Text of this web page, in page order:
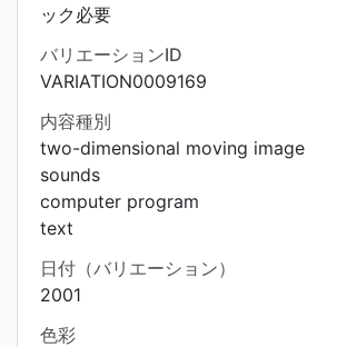
ック必要
バリエーションID
VARIATION0009169
内容種別
two-dimensional moving image
sounds
computer program
text
日付（バリエーション）
2001
色彩